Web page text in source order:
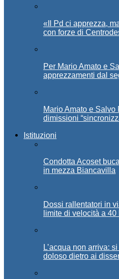
«Il Pd ci apprezza,
con forze di
Per Mario Amato e
apprezzamenti dal
Mario Amato e
dimissioni
Istituzioni
Condotta Acoset
in mezza Biancavilla
Dossi rallentatori in
limite di velocità a 40
L’acqua non arriva:
doloso dietro ai